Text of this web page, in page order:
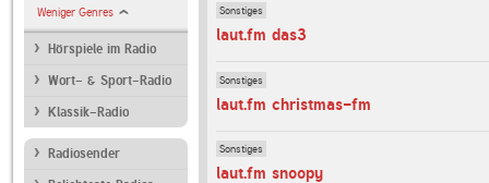
Weniger Genres
Hörspiele im Radio
Wort- & Sport-Radio
Klassik-Radio
Radiosender
Sonstiges
laut.fm das3
Sonstiges
laut.fm christmas-fm
Sonstiges
laut.fm snoopy